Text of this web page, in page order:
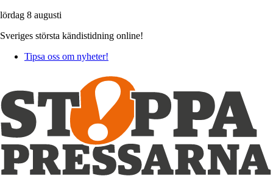
lördag 8 augusti
Sveriges största kändistidning online!
Tipsa oss om nyheter!